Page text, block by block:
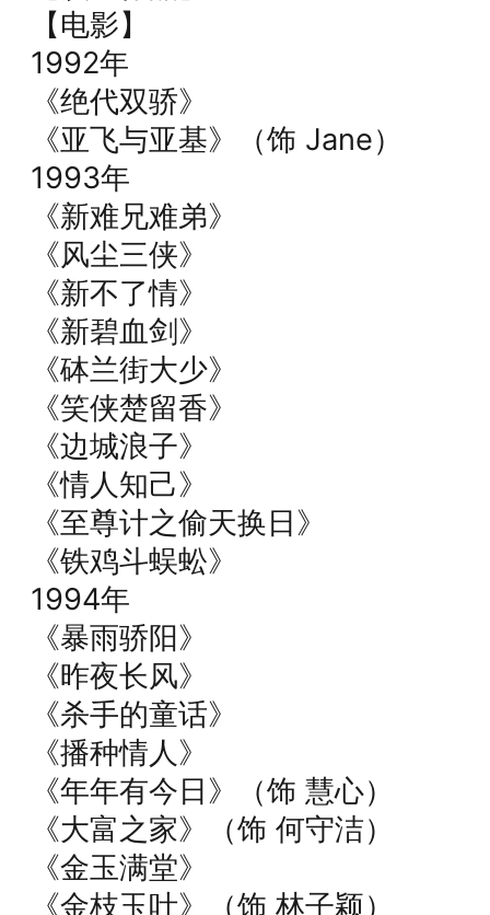
【电影】
1992年
《绝代双骄》
《亚飞与亚基》（饰 Jane）
1993年
《新难兄难弟》
《风尘三侠》
《新不了情》
《新碧血剑》
《砵兰街大少》
《笑侠楚留香》
《边城浪子》
《情人知己》
《至尊计之偷天换日》
《铁鸡斗蜈蚣》
1994年
《暴雨骄阳》
《昨夜长风》
《杀手的童话》
《播种情人》
《年年有今日》（饰 慧心）
《大富之家》（饰 何守洁）
《金玉满堂》
《金枝玉叶》（饰 林子颖）